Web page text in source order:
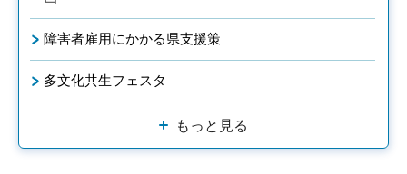
障害者雇用にかかる県支援策
多文化共生フェスタ
もっと見る